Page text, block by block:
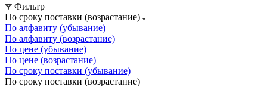
Фильтр
По сроку поставки (возрастание)
По алфавиту (убывание)
По алфавиту (возрастание)
По цене (убывание)
По цене (возрастание)
По сроку поставки (убывание)
По сроку поставки (возрастание)